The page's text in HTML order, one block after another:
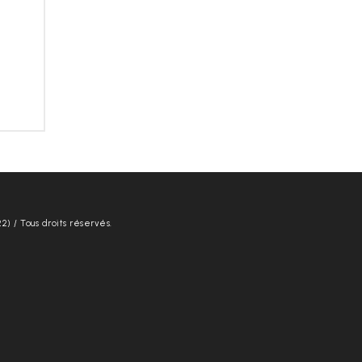
/ Tous droits réservés.